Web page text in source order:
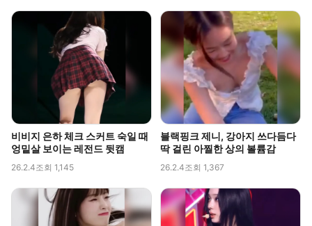
비비지 은하 체크 스커트 숙일 때
엉밑살 보이는 레전드 뒷캠
26.2.4조회 1,145
블랙핑크 제니, 강아지 쓰다듬다
딱 걸린 아찔한 상의 볼륨감
26.2.4조회 1,367